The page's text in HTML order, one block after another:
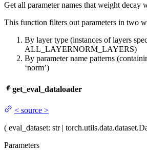
Get all parameter names that weight decay
This function filters out parameters in two
By layer type (instances of layers
ALL_LAYERNORM_LAYERS)
By parameter name patterns
‘norm’)
get_eval_dataloader
< source >
( eval_dataset: str |
Parameters